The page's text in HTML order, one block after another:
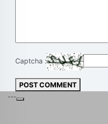
Captcha :
POST COMMENT
---